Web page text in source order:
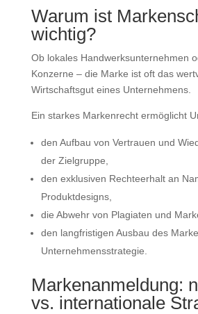
Warum ist
wichtig?
Ob lokales Handwerksunternehmen
Konzerne – die Marke ist oft das
Wirtschaftsgut eines Unternehmens.
Ein starkes Markenrecht ermöglicht
den Aufbau von Vertrauen und
der Zielgruppe,
den exklusiven Rechteerhalt an
Produktdesigns,
die Abwehr von Plagiaten und
den langfristigen Ausbau des
Unternehmensstrategie.
Markenanmeldung:
vs. internationale